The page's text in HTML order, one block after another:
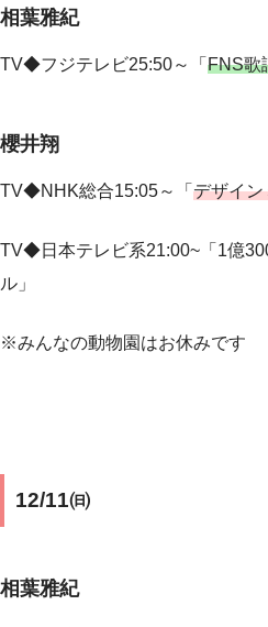
相葉雅紀
TV◆フジテレビ25:50～「 FNS歌
櫻井翔
TV◆NHK総合15:05～「 デザイン
TV◆日本テレビ系21:00~ 「 1億
ル」
※みんなの動物園はお休みです
12/11㈰
相葉雅紀